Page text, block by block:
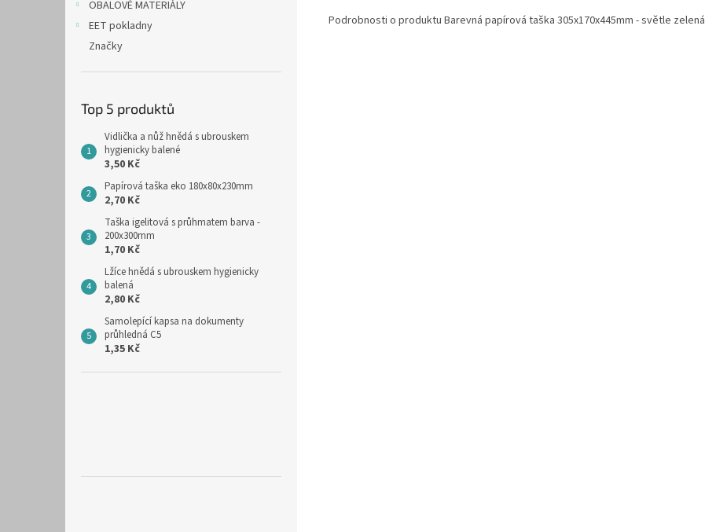
OBALOVÉ MATERIÁLY
EET pokladny
Značky
Top 5 produktů
Vidlička a nůž hnědá s ubrouskem
hygienicky balené
3,50 Kč
Papírová taška eko 180x80x230mm
2,70 Kč
Taška igelitová s průhmatem barva -
200x300mm
1,70 Kč
Lžíce hnědá s ubrouskem hygienicky
balená
2,80 Kč
Samolepící kapsa na dokumenty
průhledná C5
1,35 Kč
Podrobnosti o produktu Barevná papírová taška 305x170x445mm - světle zelená